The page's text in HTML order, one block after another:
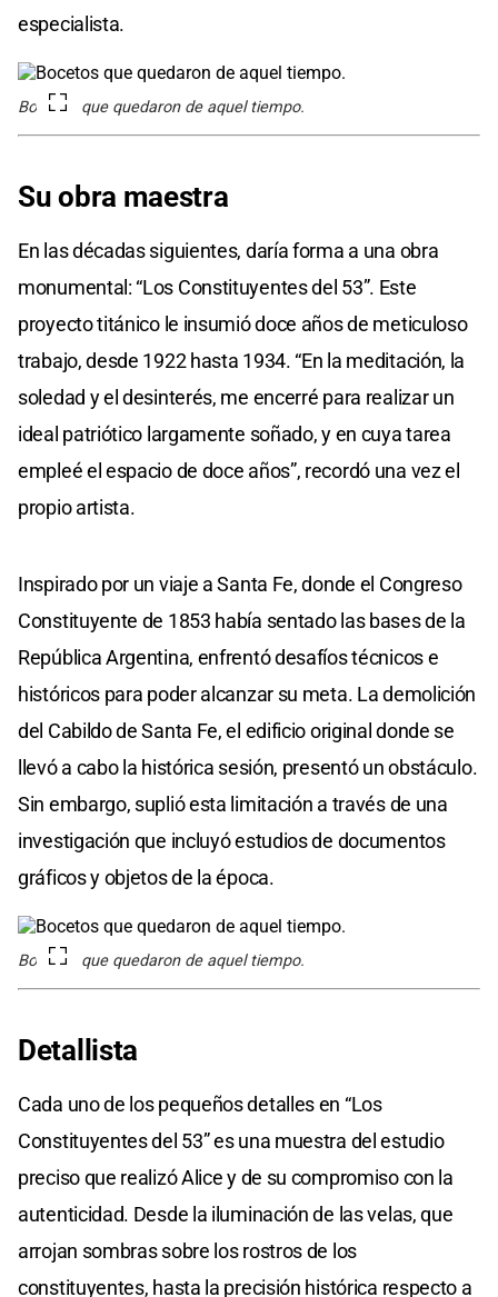
especialista.
Bocetos que quedaron de aquel tiempo.
Su obra maestra
En las décadas siguientes, daría forma a una obra
monumental: “Los Constituyentes del 53”. Este
proyecto titánico le insumió doce años de meticuloso
trabajo, desde 1922 hasta 1934. “En la meditación, la
soledad y el desinterés, me encerré para realizar un
ideal patriótico largamente soñado, y en cuya tarea
empleé el espacio de doce años”, recordó una vez el
propio artista.
Inspirado por un viaje a Santa Fe, donde el Congreso
Constituyente de 1853 había sentado las bases de la
República Argentina, enfrentó desafíos técnicos e
históricos para poder alcanzar su meta. La demolición
del Cabildo de Santa Fe, el edificio original donde se
llevó a cabo la histórica sesión, presentó un obstáculo.
Sin embargo, suplió esta limitación a través de una
investigación que incluyó estudios de documentos
gráficos y objetos de la época.
Bocetos que quedaron de aquel tiempo.
Detallista
Cada uno de los pequeños detalles en “Los
Constituyentes del 53” es una muestra del estudio
preciso que realizó Alice y de su compromiso con la
autenticidad. Desde la iluminación de las velas, que
arrojan sombras sobre los rostros de los
constituyentes, hasta la precisión histórica respecto a